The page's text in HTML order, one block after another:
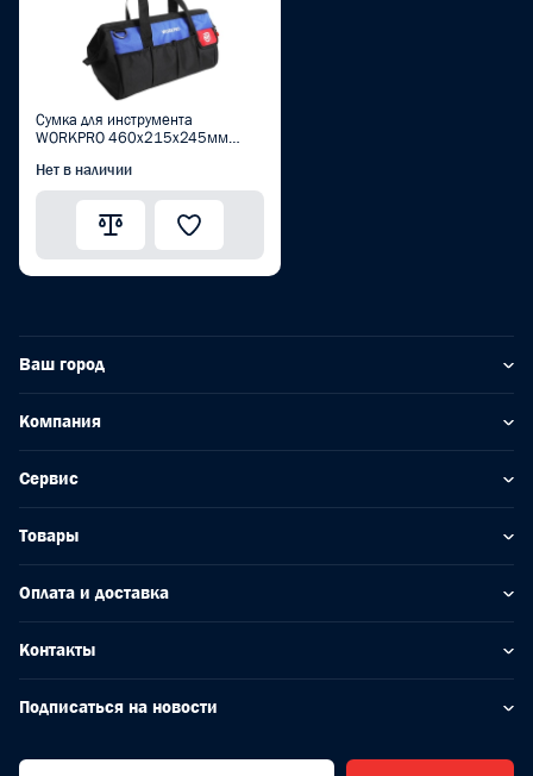
Сумка для инструмента
WORKPRO 460x215x245мм
плечевым ремнем PRO
WP281005
Нет в наличии
Ваш город
Компания
Сервис
Товары
Оплата и доставка
Контакты
Подписаться на новости